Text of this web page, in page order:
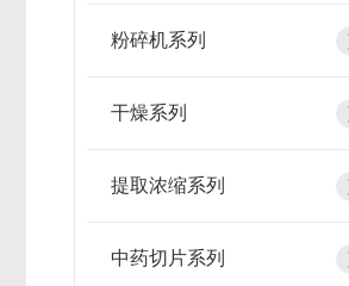
粉碎机系列
干燥系列
提取浓缩系列
中药切片系列